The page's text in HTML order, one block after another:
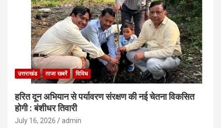
उत्तराखंड ताजा खबरें विविध
हरित दून अभियान से पर्यावरण संरक्षण की नई चेतना विकसित
होगी : बंशीधर तिवारी
July 16, 2026 admin